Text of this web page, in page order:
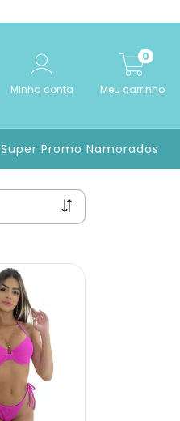
Minha conta Meu carrinho
0
Super Promo Namorados